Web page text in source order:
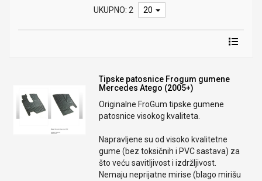
UKUPNO: 2
20
Tipske patosnice Frogum gumene
Mercedes Atego (2005+)
Originalne FroGum tipske gumene
patosnice visokog kvaliteta.
Napravljene su od visoko kvalitetne
gume (bez toksičnih i PVC sastava) za
što veću savitljivost i izdržljivost.
Nemaju neprijatne mirise (blago mirišu